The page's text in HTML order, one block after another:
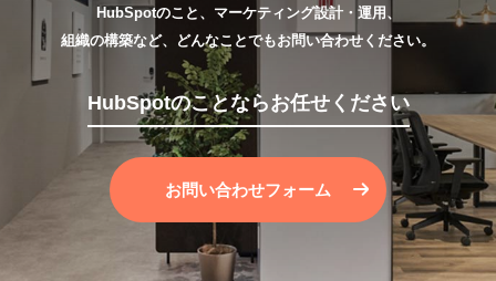
HubSpotのこと、マーケティング設計・運用、
組織の構築など、どんなことでもお問い合わせください。
HubSpotのことならお任せください
お問い合わせフォーム